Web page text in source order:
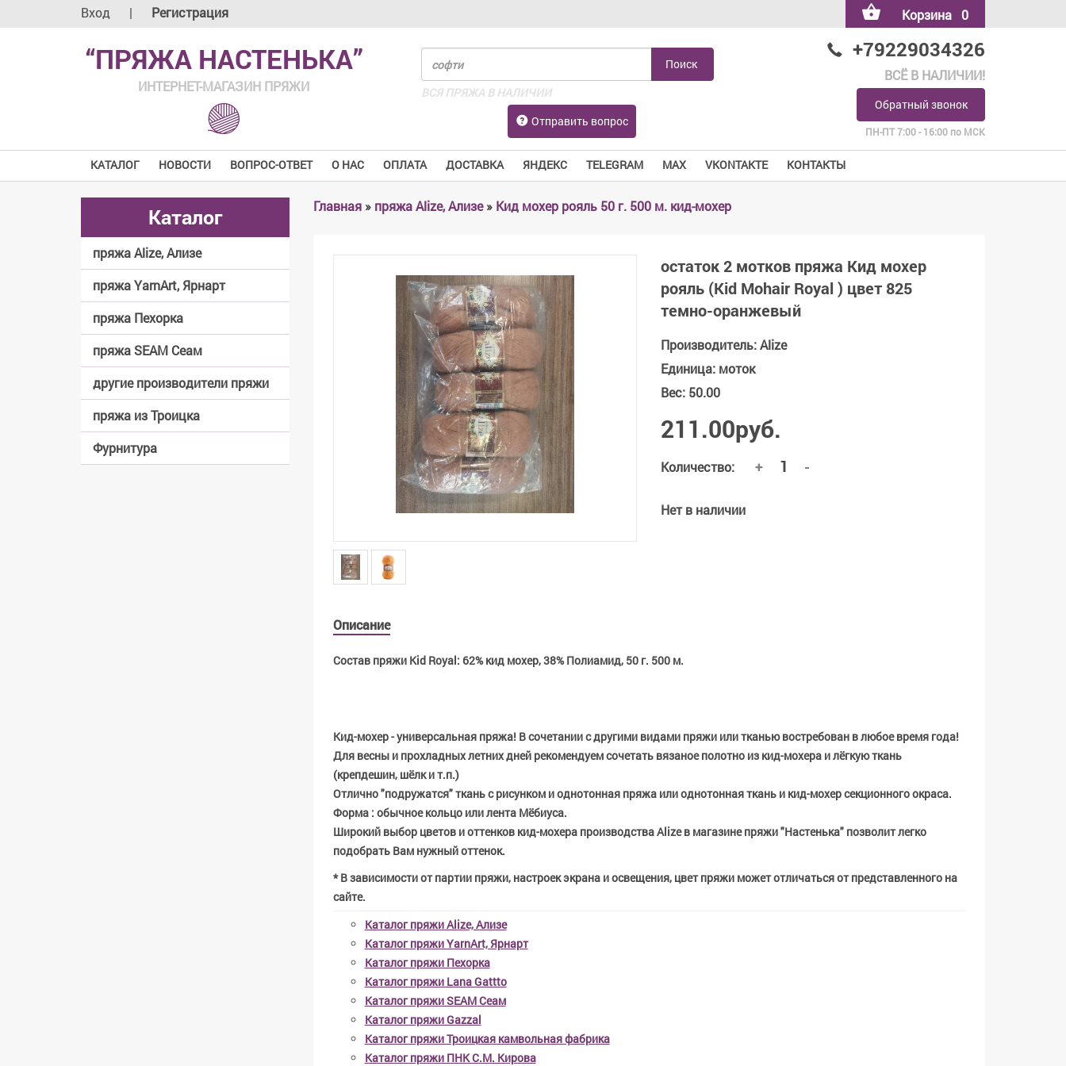
Вход | Регистрация Корзина 0
“ПРЯЖА НАСТЕНЬКА”
ИНТЕРНЕТ-МАГАЗИН ПРЯЖИ
ВСЯ ПРЯЖА В НАЛИЧИИ
Отправить вопрос
+79229034326
ВСЁ В НАЛИЧИИ!
Обратный звонок
ПН-ПТ 7:00 - 16:00 по МСК
КАТАЛОГ НОВОСТИ ВОПРОС-ОТВЕТ О НАС ОПЛАТА ДОСТАВКА ЯНДЕКС TELEGRAM MAX VKONTAKTE КОНТАКТЫ
Каталог
пряжа Alize, Ализе
пряжа YarnArt, Ярнарт
пряжа Пехорка
пряжа SEAM Сеам
другие производители пряжи
пряжа из Троицка
Фурнитура
Главная » пряжа Alize, Ализе » Кид мохер рояль 50 г. 500 м. кид-мохер
остаток 2 мотков пряжа Кид мохер
рояль (Kid Mohair Royal ) цвет 825
темно-оранжевый
Производитель: Alize
Единица: моток
Вес: 50.00
211.00руб.
Количество: + -
Нет в наличии
Описание
Состав пряжи Kid Royal: 62% кид мохер, 38% Полиамид, 50 г. 500 м.
Кид-мохер - универсальная пряжа! В сочетании с другими видами пряжи или тканью востребован в любое время года!
Для весны и прохладных летних дней рекомендуем сочетать вязаное полотно из кид-мохера и лёгкую ткань
(крепдешин, шёлк и т.п.)
Отлично "подружатся" ткань с рисунком и однотонная пряжа или однотонная ткань и кид-мохер секционного окраса.
Форма : обычное кольцо или лента Мёбиуса.
Широкий выбор цветов и оттенков кид-мохера производства Alize в магазине пряжи "Настенька" позволит легко
подобрать Вам нужный оттенок.
* В зависимости от партии пряжи, настроек экрана и освещения, цвет пряжи может отличаться от представленного на
сайте.
Каталог пряжи Alize, Ализе
Каталог пряжи YarnArt, Ярнарт
Каталог пряжи Пехорка
Каталог пряжи Lana Gattto
Каталог пряжи SEAM Сеам
Каталог пряжи Gazzal
Каталог пряжи Троицкая камвольная фабрика
Каталог пряжи ПНК С.М. Кирова